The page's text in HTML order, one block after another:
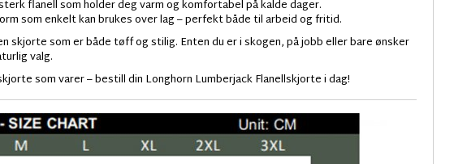
flanell som holder deg varm og komfortabel på kalde dager.
som enkelt kan brukes over lag – perfekt både til arbeid og fritid.
skjorte som er både tøff og stilig. Enten du er i skogen, på jobb eller bare ønsker
valg.
som varer – bestill din Longhorn Lumberjack Flanellskjorte i dag!